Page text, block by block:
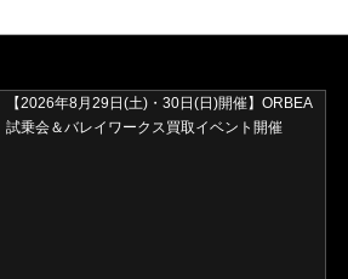
【2026年8月29日(土)・30日(日)開催】ORBEA
試乗会＆バレイワークス買取イベント開催